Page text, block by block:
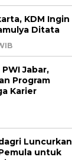
KDM Ingin
Ditata
Jabar,
Program
Karier
Luncurkan
untuk